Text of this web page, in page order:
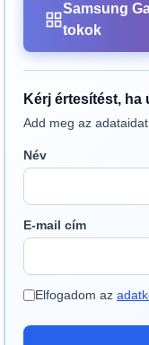
Samsung
tokok
Kérj értesítést, ha
Add meg az
Név
E-mail cím
Elfogadom az